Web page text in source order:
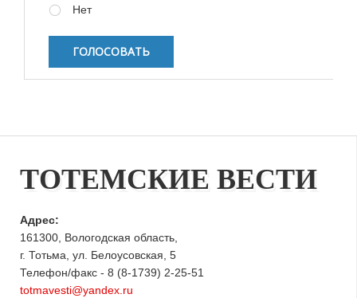
Нет
ТОТЕМСКИЕ ВЕСТИ
Адрес:
161300, Вологодская область,
г. Тотьма, ул. Белоусовская, 5
Телефон/факс - 8 (8-1739) 2-25-51
totmavesti@yandex.ru